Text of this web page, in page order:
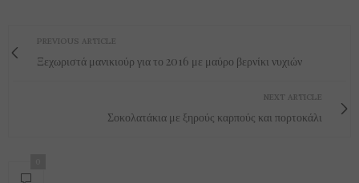
PREVIOUS ARTICLE
Ξεχωριστά μανικιούρ για το 2016 με μαύρο βερνίκι νυχιών
NEXT ARTICLE
Σοκολατάκια με ξηρούς καρπούς και πορτοκάλι